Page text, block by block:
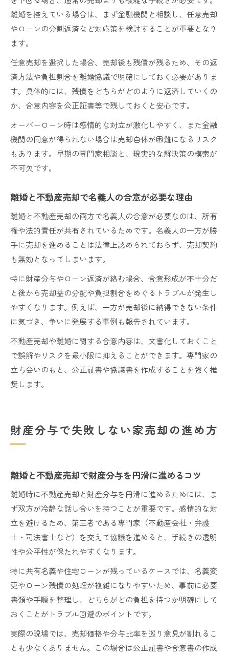
離婚を控えている場合は、まず金融機関と相談し、任意売却
やローンの分割返済など対応策を検討することが重要となり
ます。
任意売却を選択した場合、売却後も残債が残るため、その返
済方法や負担割合を離婚協議で明確にしておく必要がありま
す。具体的には、残債をどちらがどのように返済していくの
か、合意内容を公正証書等で残しておくと安心です。
オーバーローン時は感情的な対立が激化しやすく、また金融
機関の同意が得られない場合は売却自体が困難になるリスク
もあります。早期の専門家相談と、現実的な解決策の模索が
不可欠です。
離婚と不動産売却で名義人の合意が必要な理由
離婚と不動産売却の両方で名義人の合意が必要なのは、所有
権や法的責任が共有されているためです。名義人の一方が勝
手に売却を進めることは法律上認められておらず、売却契約
も無効となってしまいます。
特に財産分与やローン返済が絡む場合、合意形成が不十分だ
と後から売却益の分配や負担割合をめぐるトラブルが発生し
やすくなります。例えば、一方が売却後に納得できない条件
に気づき、争いに発展する事例も報告されています。
不動産売却や離婚に関する合意内容は、文書化しておくこと
で誤解やリスクを最小限に抑えることができます。専門家の
立ち会いのもと、公正証書や協議書を作成することを強く推
奨します。
財産分与で失敗しない家売却の進め方
離婚と不動産売却で財産分与を円滑に進めるコツ
離婚時に不動産売却と財産分与を円滑に進めるためには、ま
ず双方が冷静な話し合いを持つことが重要です。感情的な対
立を避けるため、第三者である専門家（不動産会社・弁護
士・司法書士など）を交えて協議を進めると、手続きの透明
性や公平性が保たれやすくなります。
特に共有名義や住宅ローンが残っているケースでは、名義変
更やローン残債の処理が複雑になりやすいため、事前に必要
書類や手順を整理し、どちらがどの負担を持つか明確にして
おくことがトラブル回避のポイントです。
実際の現場では、売却価格や分与比率を巡り意見が割れるこ
とも少なくありません。この場合は公正証書や合意書の作成